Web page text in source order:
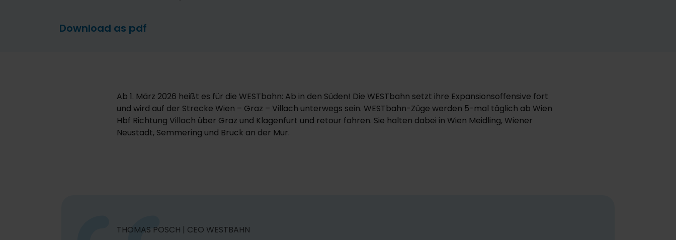
Download as pdf
Ab 1. März 2026 heißt es für die WESTbahn: Ab in den Süden! Die WESTbahn setzt ihre Expansionsoffensive fort
und wird auf der Strecke Wien – Graz – Villach unterwegs sein. WESTbahn-Züge werden 5-mal täglich ab Wien
Hbf Richtung Villach über Graz und Klagenfurt und retour fahren. Sie halten dabei in Wien Meidling, Wiener
Neustadt, Semmering und Bruck an der Mur.
THOMAS POSCH | CEO WESTBAHN